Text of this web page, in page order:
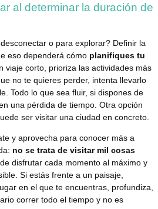
al determinar la duración de
o para explorar? Definir la
eso dependerá cómo planifiques tu
viaje corto, prioriza las actividades más
no te quieres perder, intenta llevarlo
Todo lo que sea fluir, si dispones de
una pérdida de tiempo. Otra opción
ser visitar una ciudad en concreto.
y aprovecha para conocer más a
no se trata de visitar mil cosas
de disfrutar cada momento al máximo y
Si estás frente a un paisaje,
en el que te encuentras, profundiza,
correr todo el tiempo y no es